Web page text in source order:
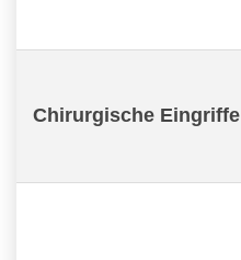
Chirurgische Eingriffe